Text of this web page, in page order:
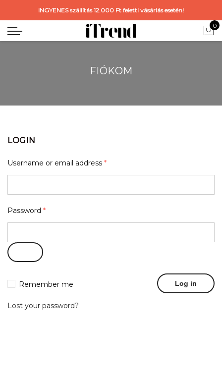
INGYENES szállítás 12.000 Ft feletti vásárlás esetén!
0
FIÓKOM
LOGIN
Username or email address *
Password *
Log in
Remember me
Lost your password?